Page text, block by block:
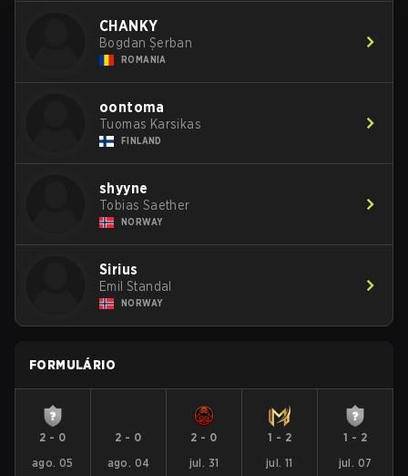
CHANKY
Bogdan Șerban
ROMANIA
oontoma
Tuomas Karsikas
FINLAND
shyyne
Tobias Saether
NORWAY
Sirius
Emil Standal
NORWAY
FORMULÁRIO
2 - 0
ago. 05
2 - 0
ago. 04
2 - 0
jul. 31
1 - 2
jul. 11
1 - 2
jul. 07